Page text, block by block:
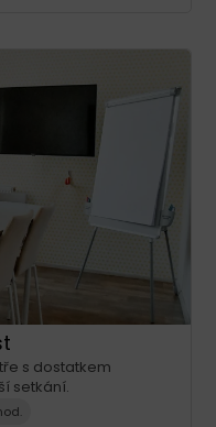
s dostatkem
setkání.